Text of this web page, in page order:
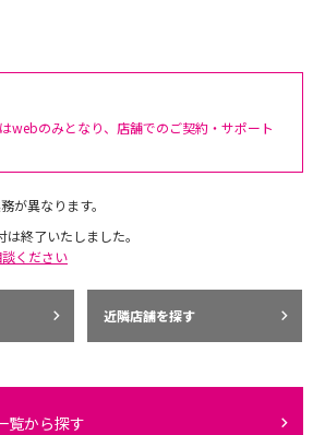
webのみとなり、店舗でのご契約・サポート
が異なります。
終了いたしました。
ください
近隣店舗を探す
覧から探す